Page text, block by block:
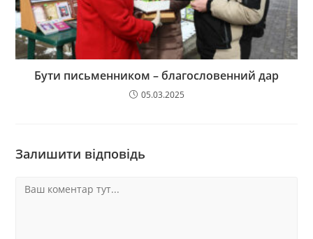
Бути письменником – благословенний дар
05.03.2025
Залишити відповідь